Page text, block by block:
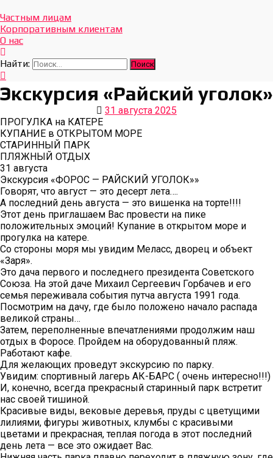
Отдых Без Границ
Эксклюзивные экскурсии по Севастополю и Крыму
Частным лицам
Корпоративным клиентам
О нас
Найти:
Экскурсия «Райский уголок»
31 августа 2025
ПРОГУЛКА на КАТЕРЕ
КУПАНИЕ в ОТКРЫТОМ МОРЕ
СТАРИННЫЙ ПАРК
ПЛЯЖНЫЙ ОТДЫХ
31 августа
Экскурсия «ФОРОС — РАЙСКИЙ УГОЛОК»»
Говорят, что август — это десерт лета….
А последний день августа — это вишенка на торте!!!!
Этот день приглашаем Вас провести на пике
положительных эмоций! Купание в открытом море и
прогулка на катере.
Со стороны моря мы увидим Меласс, дворец и объект
«Заря».
Это дача первого и последнего президента Советского
Союза. На этой даче Михаил Сергеевич Горбачев и его
семья переживала события путча августа 1991 года.
Посмотрим на дачу, где было положено начало распада
великой страны…
Затем, переполненные впечатлениями продолжим наш
отдых в Форосе. Пройдем на оборудованный пляж.
Работают кафе.
Для желающих проведут экскурсию по парку.
Увидим: спортивный лагерь АК-БАРС ( очень интересно!!!)
И, конечно, всегда прекрасный старинный парк встретит
нас своей тишиной.
Красивые виды, вековые деревья, пруды с цветущими
лилиями, фигуры животных, клумбы с красивыми
цветами и прекрасная, теплая погода в этот последний
день лета — все это ожидает Вас.